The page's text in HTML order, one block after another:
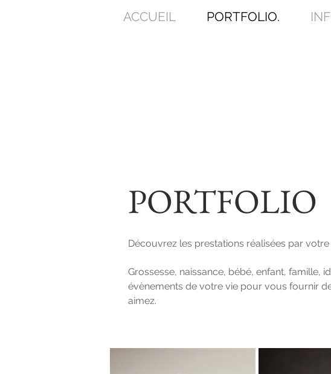
ACCUEIL PORTFOLIO.
PORTFOLIO
Découvrez les prestations réalisées par
Grossesse, naissance, bébé, enfant, famille,
évènements de votre vie pour vous fournir
aimez.